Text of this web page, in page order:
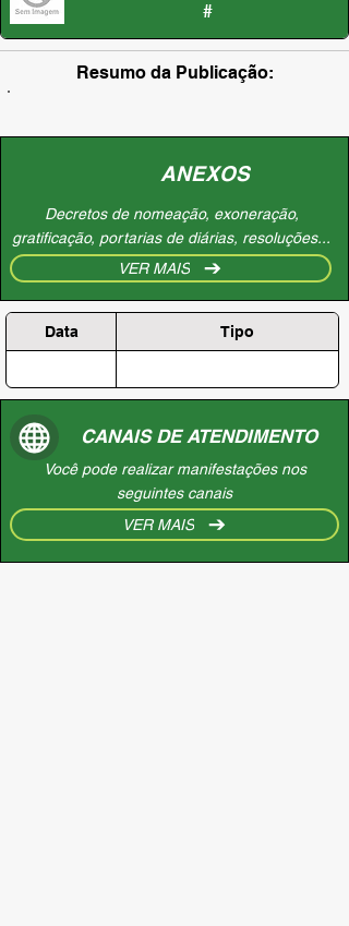
#
Resumo da Publicação:
ANEXOS
Decretos de nomeação, exoneração,
gratificação, portarias de diárias, resoluções...
VER MAIS
Data Tipo
CANAIS DE ATENDIMENTO
Você pode realizar manifestações nos
seguintes canais
VER MAIS